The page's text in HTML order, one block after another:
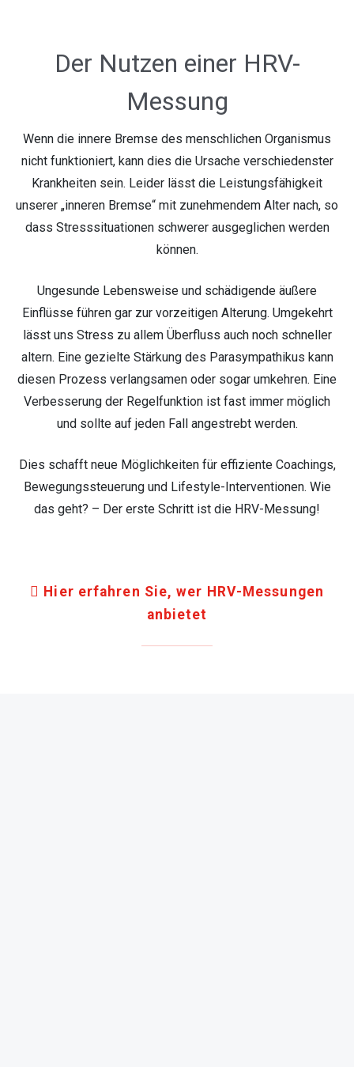
Der Nutzen einer HRV-
Messung
Wenn die innere Bremse des menschlichen Organismus
nicht funktioniert, kann dies die Ursache verschiedenster
Krankheiten sein. Leider lässt die Leistungsfähigkeit
unserer „inneren Bremse“ mit zunehmendem Alter nach, so
dass Stresssituationen schwerer ausgeglichen werden
können.
Ungesunde Lebensweise und schädigende äußere
Einflüsse führen gar zur vorzeitigen Alterung. Umgekehrt
lässt uns Stress zu allem Überfluss auch noch schneller
altern. Eine gezielte Stärkung des Parasympathikus kann
diesen Prozess verlangsamen oder sogar umkehren. Eine
Verbesserung der Regelfunktion ist fast immer möglich
und sollte auf jeden Fall angestrebt werden.
Dies schafft neue Möglichkeiten für effiziente Coachings,
Bewegungssteuerung und Lifestyle-Interventionen. Wie
das geht? – Der erste Schritt ist die HRV-Messung!
Hier erfahren Sie, wer HRV-Messungen
anbietet